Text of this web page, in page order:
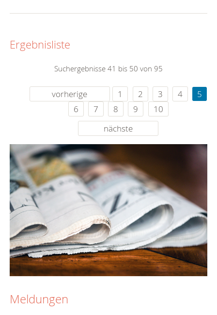
Ergebnisliste
Suchergebnisse 41 bis 50 von 95
vorherige 1 2 3 4
5
6
7 8 9
10
nächste
Meldungen